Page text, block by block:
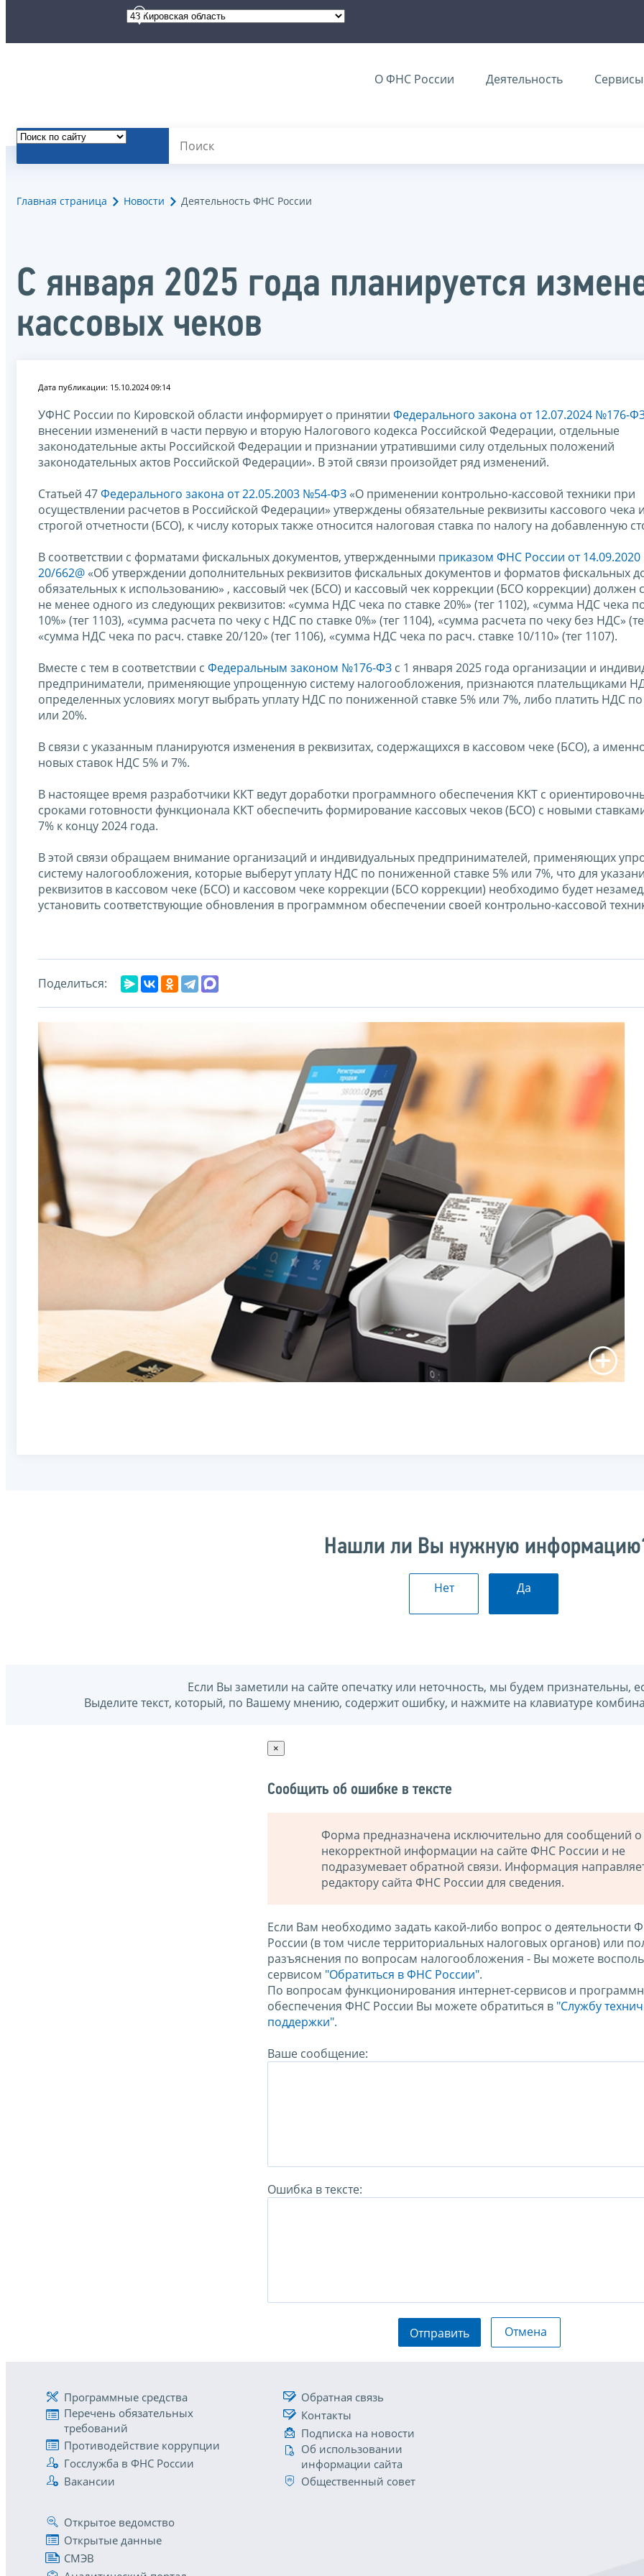
О ФНС России Деятельность Сервисы
Главная страница Новости Деятельность ФНС России
С января 2025 года планируется
кассовых чеков
Дата публикации: 15.10.2024 09:14
УФНС России по Кировской области информирует о принятии Федерального закона от 12.07.2024 №176-
внесении изменений в части первую и вторую Налогового кодекса Российской Федерации, отдельные
законодательные акты Российской Федерации и признании утратившими силу отдельных положений
законодательных актов Российской Федерации». В этой связи произойдет ряд изменений.
Статьей 47Федерального закона от 22.05.2003 №54-ФЗ «О применении контрольно-кассовой техники при
осуществлении расчетов в Российской Федерации» утверждены обязательные реквизиты кассового чека
строгой отчетности (БСО), к числу которых также относится налоговая ставка по налогу на добавленную
В соответствии с форматами фискальных документов, утвержденными приказом ФНС России от
20/662@ «Об утверждении дополнительных реквизитов фискальных документов и форматов фискальных
обязательных к использованию» , кассовый чек (БСО) и кассовый чек коррекции (БСО коррекции) должен
не менее одного из следующих реквизитов: «сумма НДС чека по ставке 20%» (тег 1102), «сумма НДС чека
10%» (тег 1103), «сумма расчета по чеку с НДС по ставке 0%» (тег 1104), «сумма расчета по чеку без НДС»
«сумма НДС чека по расч. ставке 20/120» (тег 1106), «сумма НДС чека по расч. ставке 10/110» (тег 1107).
Вместе с тем в соответствии с Федеральным законом №176-ФЗ с 1 января 2025 года организации и
предприниматели, применяющие упрощенную систему налогообложения, признаются плательщиками
определенных условиях могут выбрать уплату НДС по пониженной ставке 5% или 7%, либо платить НДС по
или 20%.
В связи с указанным планируются изменения в реквизитах, содержащихся в кассовом чеке (БСО), а
новых ставок НДС 5% и 7%.
В настоящее время разработчики ККТ ведут доработки программного обеспечения ККТ с
сроками готовности функционала ККТ обеспечить формирование кассовых чеков (БСО) с новыми
7% к концу 2024 года.
В этой связи обращаем внимание организаций и индивидуальных предпринимателей, применяющих
систему налогообложения, которые выберут уплату НДС по пониженной ставке 5% или 7%, что для
реквизитов в кассовом чеке (БСО) и кассовом чеке коррекции (БСО коррекции) необходимо будет
установить соответствующие обновления в программном обеспечении своей контрольно-кассовой
Поделиться:
Нашли ли Вы нужную
Нет Да
Если Вы заметили на сайте опечатку или неточность, мы будем признательны,
Выделите текст, который, по Вашему мнению, содержит ошибку, и нажмите на клавиатуре
×
Сообщить об ошибке в тексте
Форма предназначена исключительно для сообщений о
некорректной информации на сайте ФНС России и не
подразумевает обратной связи. Информация
редактору сайта ФНС России для сведения.
Если Вам необходимо задать какой-либо вопрос о деятельности
России (в том числе территориальных налоговых органов) или
разъяснения по вопросам налогообложения - Вы можете
сервисом "Обратиться в ФНС России".
По вопросам функционирования интернет-сервисов и
обеспечения ФНС России Вы можете обратиться в "Службу
поддержки".
Ваше сообщение:
Ошибка в тексте:
Отправить Отмена
Программные средства
Перечень обязательных
требований
Противодействие коррупции
Госслужба в ФНС России
Вакансии
Обратная связь
Контакты
Подписка на новости
Об использовании
информации сайта
Общественный совет
Открытое ведомство
Открытые данные
СМЭВ